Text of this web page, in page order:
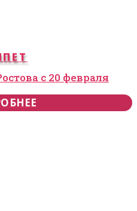
с 20 февраля